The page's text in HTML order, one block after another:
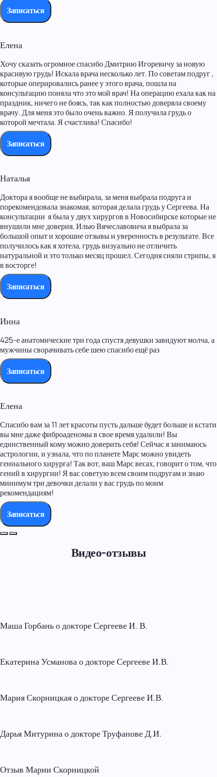
Записаться
Елена
Хочу сказать огромное спасибо Дмитрию Игоревичу за новую
красивую грудь! Искала врача несколько лет. По советам подруг ,
которые оперировались ранее у этого врача, пошла на
консультацию поняла что это мой врач! На операцию ехала как на
праздник, ничего не боясь, так как полностью доверяла своему
врачу. Для меня это было очень важно. Я получила грудь о
которой мечтала. Я счастлива! Спасибо!
Записаться
Наталья
Доктора я вообще не выбирала, за меня выбрала подруга и
порекомендовала знакомая, которая делала грудь у Сергеева. На
консультации я была у двух хирургов в Новосибирске которые не
внушили мне доверия. Илью Вячеславовича я выбрала за
большой опыт и хорошие отзывы и уверенность в результате. Все
получилось как я хотела, грудь визуально не отличить
натуральной и это только месяц прошел. Сегодня сняли стрипы, я
в восторге!
Записаться
Инна
425-е анатомические три года спустя девушки завидуют молча, а
мужчины сворачивать себе шею спасибо ещё раз
Записаться
Елена
Спасибо вам за 11 лет красоты пусть дальше будет больше и кстати
вы мне даже фиброаденомы в свое время удалили! Вы
единственный кому можно доверить себя! Сейчас я занимаюсь
астрологии, и узнала, что по планете Марс можно увидеть
гениального хирурга! Так вот, ваш Марс весах, говорит о том, что
гений в хирургии! Я вас советую всем своим подругам и знаю
минимум три девочки делали у вас грудь по моим
рекомендациям!
Записаться
Видео-отзывы
Маша Горбань о докторе Сергееве И. В.
Екатерина Усманова о докторе Сергееве И.В.
Мария Скорницкая о докторе Сергееве И.В.
Дарья Митурина о докторе Труфанове Д.И.
Отзыв Марии Скорницкой